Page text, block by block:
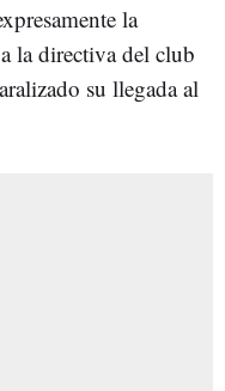
la
la directiva del club
su llegada al